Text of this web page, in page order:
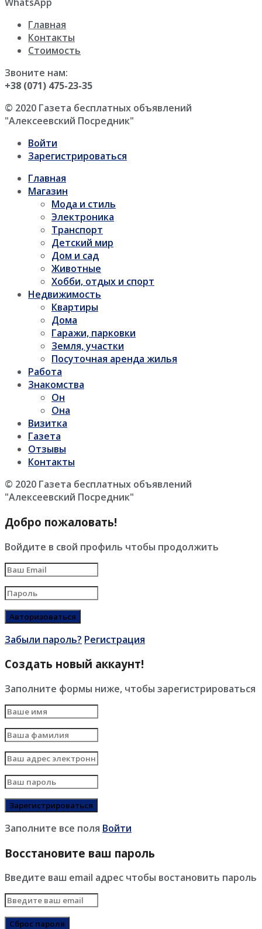
Главная
Контакты
Стоимость
Звоните нам:
+38 (071) 475-23-35
© 2020 Газета бесплатных объявлений
"Алексеевский Посредник"
Войти
Зарегистрироваться
Главная
Магазин
Мода и стиль
Электроника
Транспорт
Детский мир
Дом и сад
Животные
Хобби, отдых и спорт
Недвижимость
Квартиры
Дома
Гаражи, парковки
Земля, участки
Посуточная аренда жилья
Работа
Знакомства
Он
Она
Визитка
Газета
Отзывы
Контакты
© 2020 Газета бесплатных объявлений
"Алексеевский Посредник"
Добро пожаловать!
Войдите в свой профиль чтобы продолжить
Забыли пароль? Регистрация
Создать новый аккаунт!
Заполните формы ниже, чтобы зарегистрироваться
Заполните все поля Войти
Восстановите ваш пароль
Введите ваш email адрес чтобы востановить пароль